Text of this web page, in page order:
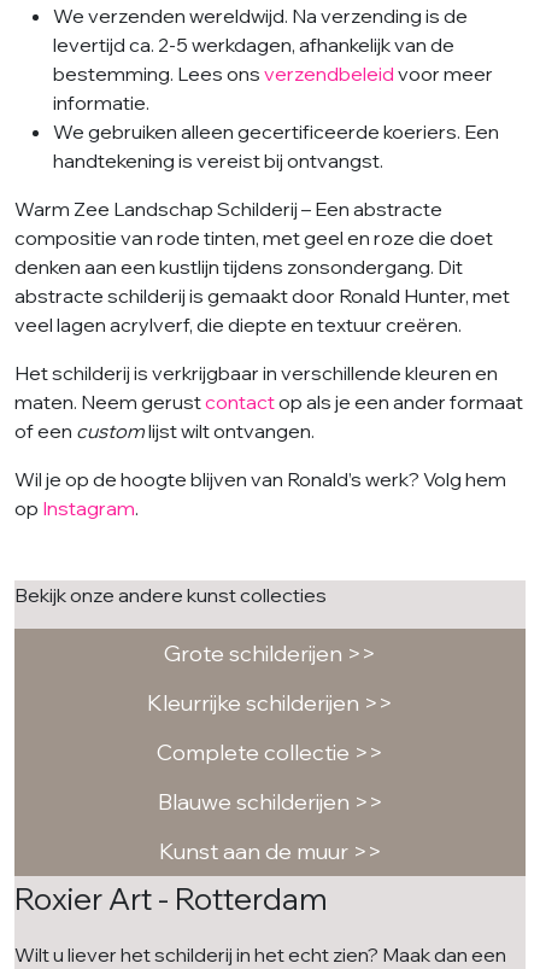
We verzenden wereldwijd. Na verzending is de
levertijd ca. 2-5 werkdagen, afhankelijk van de
bestemming. Lees ons verzendbeleid voor meer
informatie.
We gebruiken alleen gecertificeerde koeriers. Een
handtekening is vereist bij ontvangst.
Warm Zee Landschap Schilderij – Een abstracte
compositie van rode tinten, met geel en roze die doet
denken aan een kustlijn tijdens zonsondergang. Dit
abstracte schilderij is gemaakt door Ronald Hunter, met
veel lagen acrylverf, die diepte en textuur creëren.
Het schilderij is verkrijgbaar in verschillende kleuren en
maten. Neem gerustcontactop als je een ander formaat
of een customlijst wilt ontvangen.
Wil je op de hoogte blijven van Ronald’s werk? Volg hem
op Instagram.
Bekijk onze andere kunst collecties
Grote schilderijen >>
Kleurrijke schilderijen >>
Complete collectie >>
Blauwe schilderijen >>
Kunst aan de muur >>
Roxier Art - Rotterdam
Wilt u liever het schilderij in het echt zien? Maak dan een